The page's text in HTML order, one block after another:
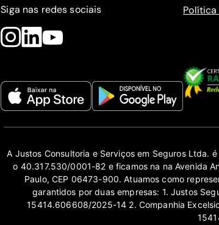
Siga nas redes sociais
A Justos Consultoria e Serviços em Seguros Ltda.
o 40.317.530/0001-82 e ficamos na na Avenida
Paulo, CEP 06473-900. Atuamos como
garantidos por duas empresas: 1. Justos
15414.606608/2025-14 2. Companhia